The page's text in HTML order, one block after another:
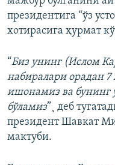
президентига “ўз
хотирасига ҳурмат
“Биз унинг (Ислом
набиралари орадан
ишонамиз ва бунинг
бўламиз”¸ деб
президент Шавкат
мактуби.